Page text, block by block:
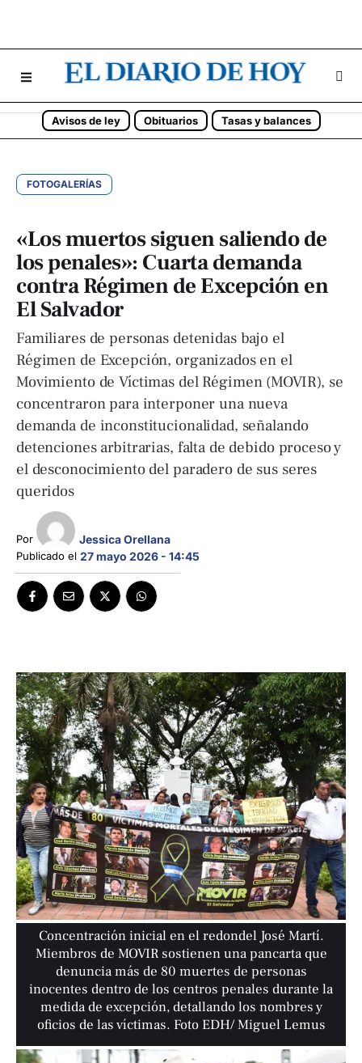
Avisos de ley Obituarios Tasas y balances
FOTOGALERÍAS
«Los muertos siguen saliendo de
los penales»: Cuarta demanda
contra Régimen de Excepción en
El Salvador
Familiares de personas detenidas bajo el
Régimen de Excepción, organizados en el
Movimiento de Víctimas del Régimen (MOVIR), se
concentraron para interponer una nueva
demanda de inconstitucionalidad, señalando
detenciones arbitrarias, falta de debido proceso y
el desconocimiento del paradero de sus seres
queridos
Por Jessica Orellana
Publicado el 27 mayo 2026 - 14:45
Concentración inicial en el redondel José Martí.
Miembros de MOVIR sostienen una pancarta que
denuncia más de 80 muertes de personas
inocentes dentro de los centros penales durante la
medida de excepción, detallando los nombres y
oficios de las víctimas. Foto EDH/ Miguel Lemus